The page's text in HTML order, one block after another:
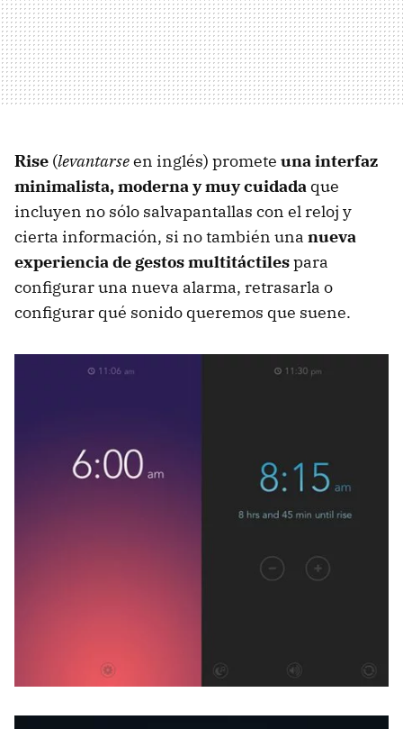
Rise (levantarseen inglés) promete una interfaz
minimalista, moderna y muy cuidada que
incluyen no sólo salvapantallas con el reloj y
cierta información, si no también una nueva
experiencia de gestos multitáctilespara
configurar una nueva alarma, retrasarla o
configurar qué sonido queremos que suene.